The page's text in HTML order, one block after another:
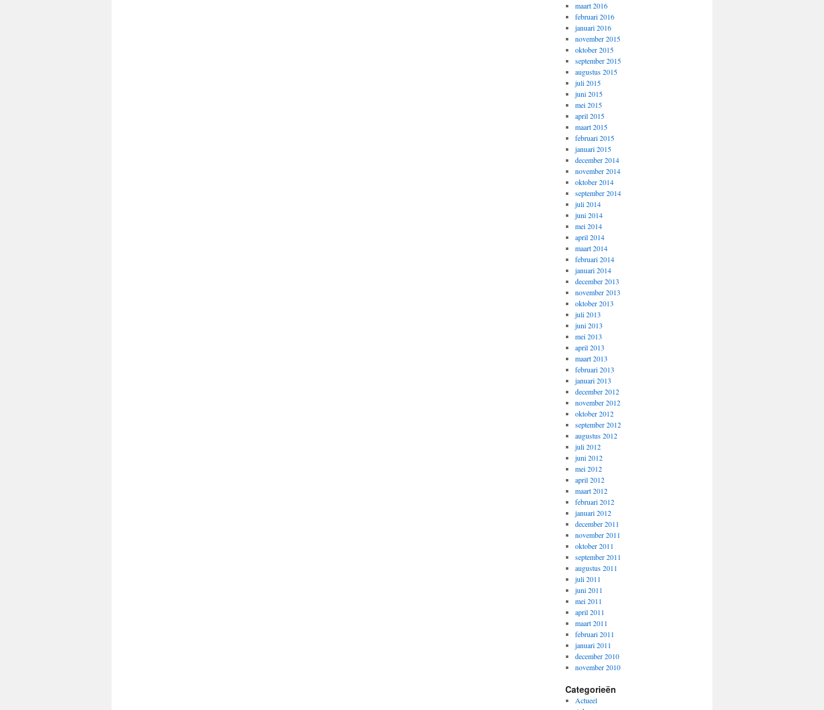
maart 2016
februari 2016
januari 2016
november 2015
oktober 2015
september 2015
augustus 2015
juli 2015
juni 2015
mei 2015
april 2015
maart 2015
februari 2015
januari 2015
december 2014
november 2014
oktober 2014
september 2014
juli 2014
juni 2014
mei 2014
april 2014
maart 2014
februari 2014
januari 2014
december 2013
november 2013
oktober 2013
juli 2013
juni 2013
mei 2013
april 2013
maart 2013
februari 2013
januari 2013
december 2012
november 2012
oktober 2012
september 2012
augustus 2012
juli 2012
juni 2012
mei 2012
april 2012
maart 2012
februari 2012
januari 2012
december 2011
november 2011
oktober 2011
september 2011
augustus 2011
juli 2011
juni 2011
mei 2011
april 2011
maart 2011
februari 2011
januari 2011
december 2010
november 2010
Categorieën
Actueel